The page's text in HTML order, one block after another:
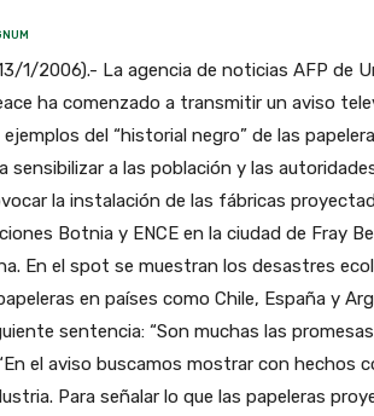
1/2006).- La agencia de noticias AFP de
ha comenzado a transmitir un aviso
del “historial negro” de las
sensibilizar a las población y las
la instalación de las fábricas
Botnia y ENCE en la ciudad de Fray
En el spot se muestran los desastres
en países como Chile, España y
sentencia: “Son muchas las
el aviso buscamos mostrar con hechos
Para señalar lo que las papeleras